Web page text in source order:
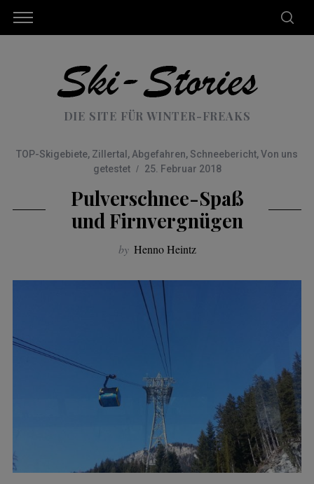
DIE SITE FÜR WINTER-FREAKS
TOP-Skigebiete, Zillertal , Abgefahren, Schneebericht,Von uns
getestet
25. Februar 2018
Pulverschnee-Spaß
und Firnvergnügen
by Henno Heintz